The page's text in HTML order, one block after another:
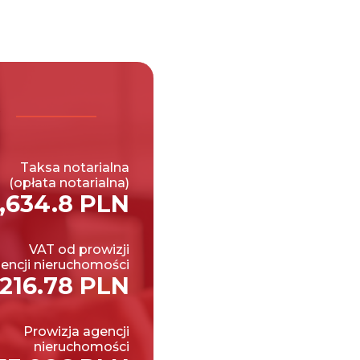
Taksa notarialna
(opłata notarialna)
PLN
VAT od prowizji
nieruchomości
PLN
Prowizja agencji
nieruchomości